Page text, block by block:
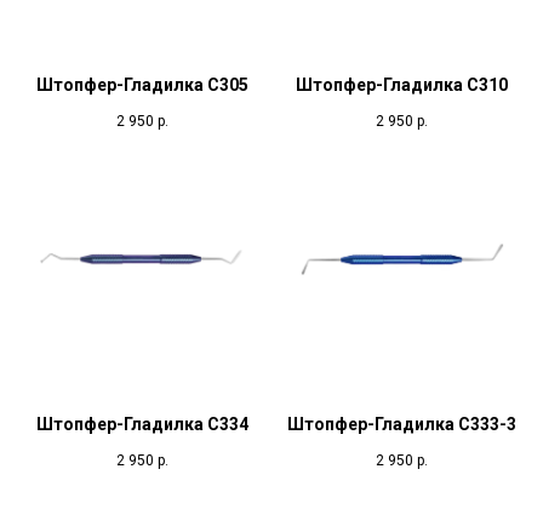
Штопфер-Гладилка С305
2 950 р.
Штопфер-Гладилка С310
2 950 р.
Штопфер-Гладилка С334
2 950 р.
Штопфер-Гладилка С333-3
2 950 р.